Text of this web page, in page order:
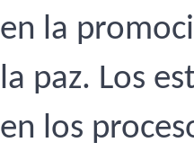
en la
la paz. Los
en los